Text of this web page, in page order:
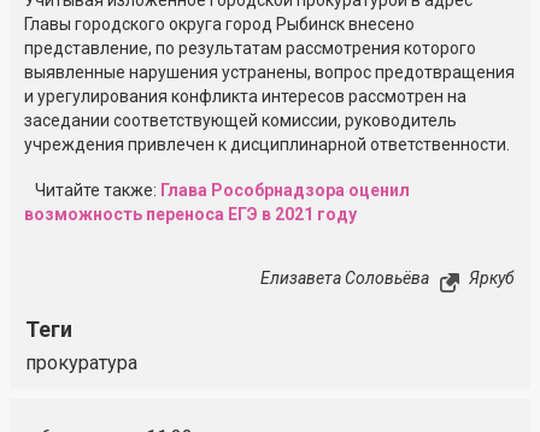
Главы городского округа город Рыбинск внесено
представление, по результатам рассмотрения которого
выявленные нарушения устранены, вопрос предотвращения
и урегулирования конфликта интересов рассмотрен на
заседании соответствующей комиссии, руководитель
учреждения привлечен к дисциплинарной ответственности.
Читайте также: Глава Рособрнадзора оценил
возможность переноса ЕГЭ в 2021 году
Елизавета Соловьёва Яркуб
Теги
прокуратура